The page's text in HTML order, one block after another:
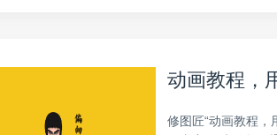
动画教程，
修图匠“动画教程，